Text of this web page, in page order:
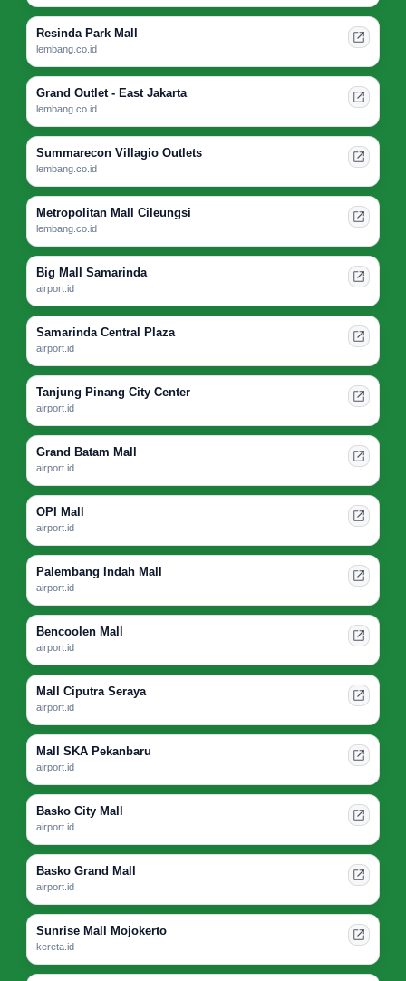
Resinda Park Mall
lembang.co.id
Grand Outlet - East Jakarta
lembang.co.id
Summarecon Villagio Outlets
lembang.co.id
Metropolitan Mall Cileungsi
lembang.co.id
Big Mall Samarinda
airport.id
Samarinda Central Plaza
airport.id
Tanjung Pinang City Center
airport.id
Grand Batam Mall
airport.id
OPI Mall
airport.id
Palembang Indah Mall
airport.id
Bencoolen Mall
airport.id
Mall Ciputra Seraya
airport.id
Mall SKA Pekanbaru
airport.id
Basko City Mall
airport.id
Basko Grand Mall
airport.id
Sunrise Mall Mojokerto
kereta.id